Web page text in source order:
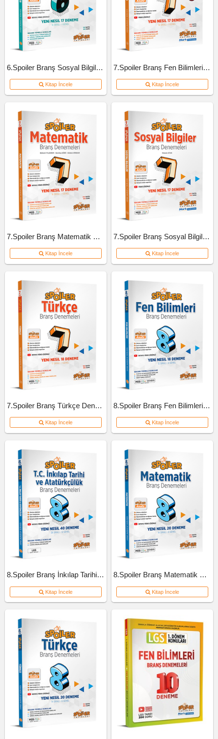
6.Spoiler Branş Sosyal Bilgiler Deneme
Kitap İncele
7.Spoiler Branş Fen Bilimleri Deneme
Kitap İncele
7.Spoiler Branş Matematik Deneme
Kitap İncele
7.Spoiler Branş Sosyal Bilgiler Deneme
Kitap İncele
7.Spoiler Branş Türkçe Deneme
Kitap İncele
8.Spoiler Branş Fen Bilimleri Deneme
Kitap İncele
8.Spoiler Branş İnkılap Tarihi Ve Atatürkçülük Deneme
Kitap İncele
8.Spoiler Branş Matematik Deneme
Kitap İncele